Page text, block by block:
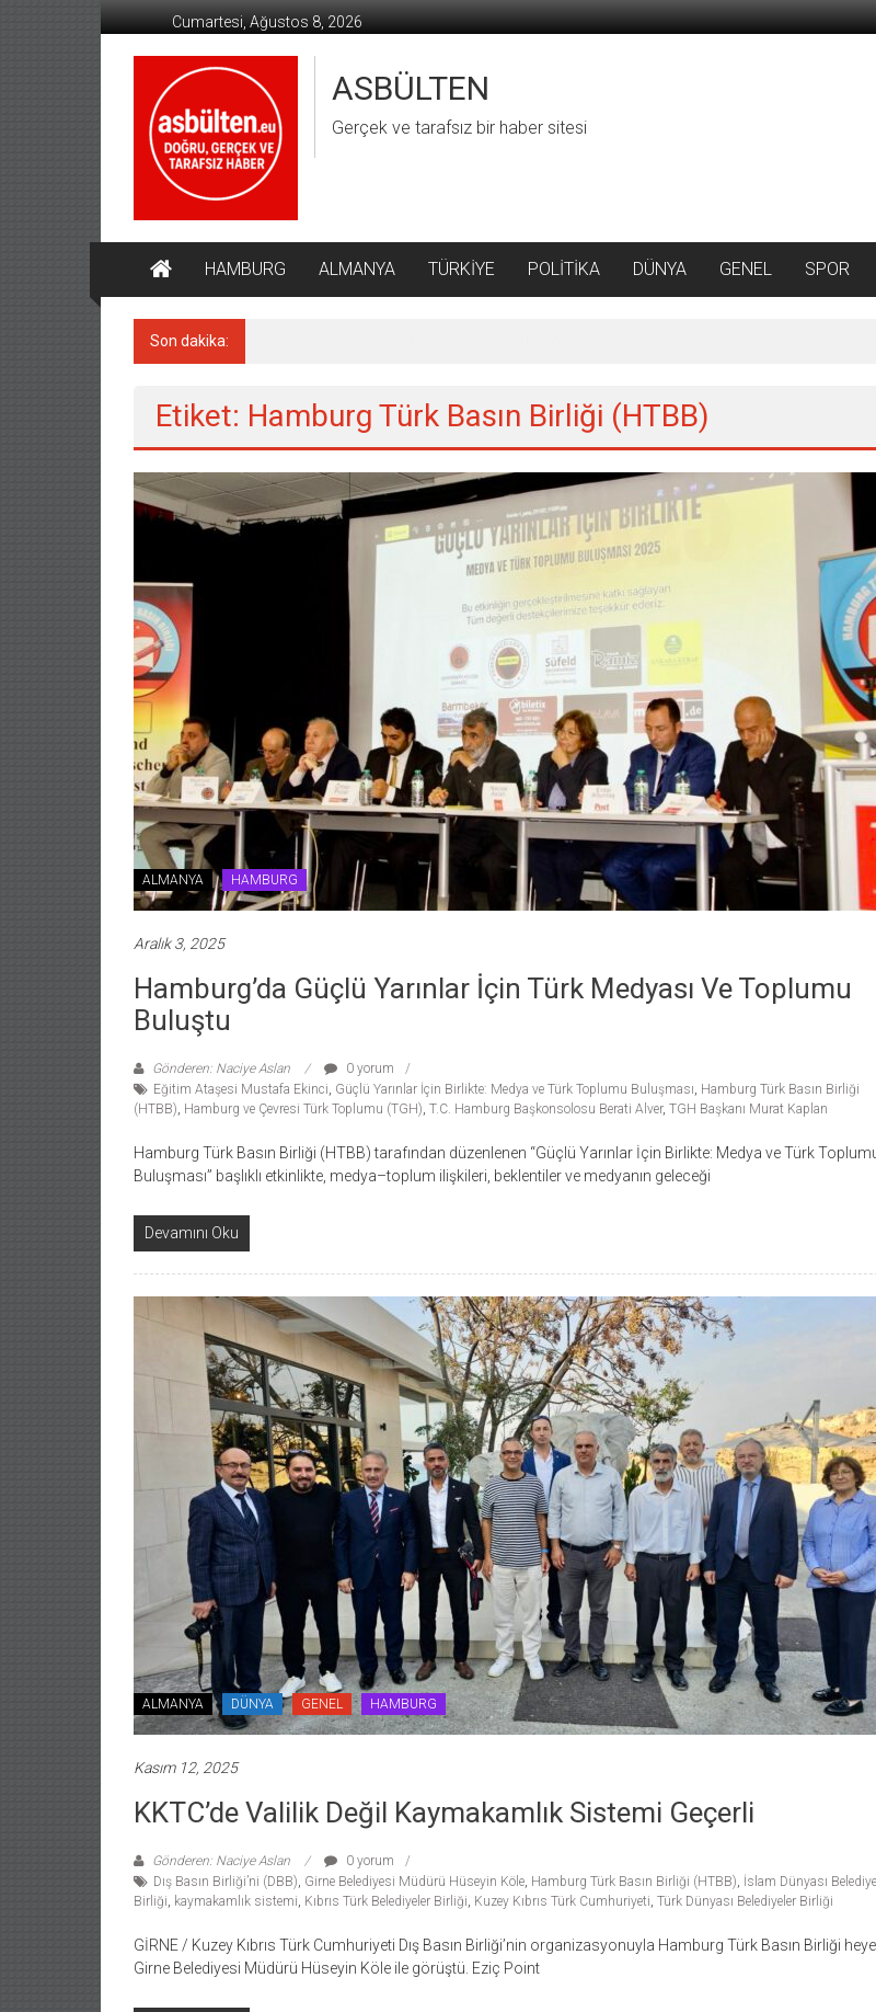
geç
Cumartesi, Ağustos 8, 2026
ASBÜLTEN
Gerçek ve tarafsız bir haber sitesi
HAMBURG ALMANYA TÜRKİYE POLİTİKA DÜNYA GENEL SPOR
Son dakika:
Etiket: Hamburg Türk Basın Birliği (HTBB)
ALMANYA HAMBURG
Aralık 3, 2025
Hamburg’da Güçlü Yarınlar İçin Türk Medyası Ve Toplumu
Buluştu
Gönderen: Naciye Aslan
0 yorum
Eğitim Ataşesi Mustafa Ekinci, Güçlü Yarınlar İçin Birlikte: Medya ve Türk Toplumu Buluşması, Hamburg Türk Basın Birliği
(HTBB), Hamburg ve Çevresi Türk Toplumu (TGH), T.C. Hamburg Başkonsolosu Berati Alver, TGH Başkanı Murat Kaplan
Hamburg Türk Basın Birliği (HTBB) tarafından düzenlenen “Güçlü Yarınlar İçin Birlikte: Medya ve Türk
Buluşması” başlıklı etkinlikte, medya–toplum ilişkileri, beklentiler ve medyanın geleceği
Devamını Oku
ALMANYA DÜNYA GENEL HAMBURG
Kasım 12, 2025
KKTC’de Valilik Değil Kaymakamlık Sistemi Geçerli
Gönderen: Naciye Aslan
0 yorum
Dış Basın Birliği’ni (DBB), Girne Belediyesi Müdürü Hüseyin Köle, Hamburg Türk Basın Birliği (HTBB), İslam Dünyası
Birliği, kaymakamlık sistemi, Kıbrıs Türk Belediyeler Birliği, Kuzey Kıbrıs Türk Cumhuriyeti, Türk Dünyası Belediyeler Birliği
GİRNE / Kuzey Kıbrıs Türk Cumhuriyeti Dış Basın Birliği’nin organizasyonuyla Hamburg Türk Basın Birliği
Girne Belediyesi Müdürü Hüseyin Köle ile görüştü. Eziç Point